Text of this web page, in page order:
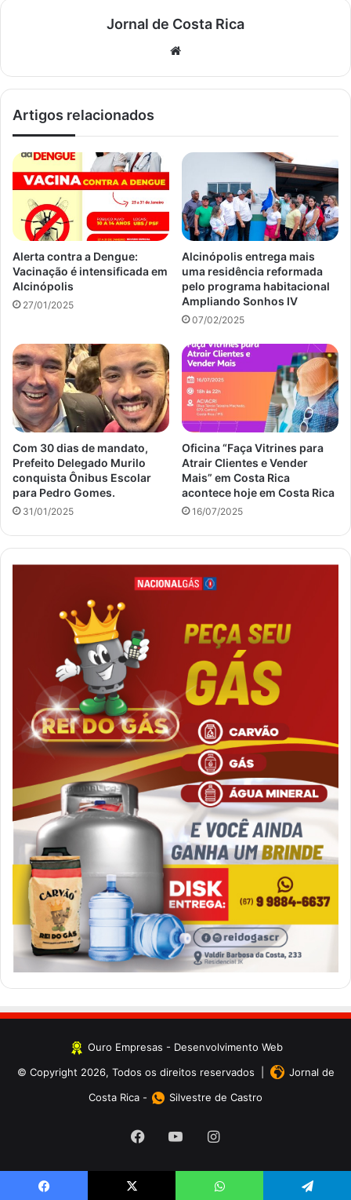
Jornal de Costa Rica
Artigos relacionados
Alerta contra a Dengue:
Vacinação é intensificada em
Alcinópolis
27/01/2025
Alcinópolis entrega mais
uma residência reformada
pelo programa habitacional
Ampliando Sonhos IV
07/02/2025
Com 30 dias de mandato,
Prefeito Delegado Murilo
conquista Ônibus Escolar
para Pedro Gomes.
31/01/2025
Oficina “Faça Vitrines para
Atrair Clientes e Vender
Mais” em Costa Rica
acontece hoje em Costa Rica
16/07/2025
Ouro Empresas - Desenvolvimento Web
© Copyright 2026, Todos os direitos reservados |
Jornal de
Costa Rica - Silvestre de Castro
Facebook
YouTubeInstagram